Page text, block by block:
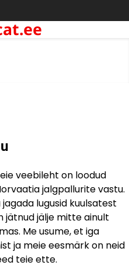
veebileht on loodud
jalgpallurite vastu.
lugusid kuulsatest
jätnud jälje mitte ainult
Me usume, et iga
ja meie eesmärk on neid
teie ette.